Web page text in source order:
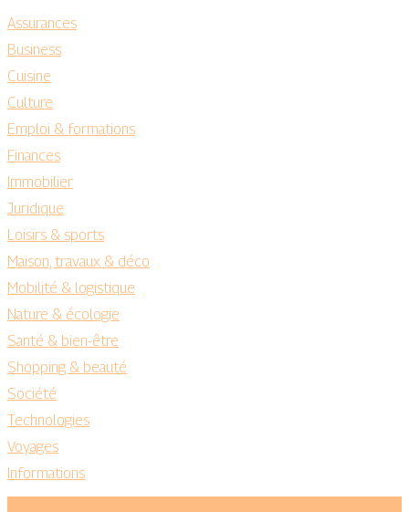
Assurances
Business
Cuisine
Culture
Emploi & formations
Finances
Immobilier
Juridique
Loisirs & sports
Maison, travaux & déco
Mobilité & logistique
Nature & écologie
Santé & bien-être
Shopping & beauté
Société
Technologies
Voyages
Informations